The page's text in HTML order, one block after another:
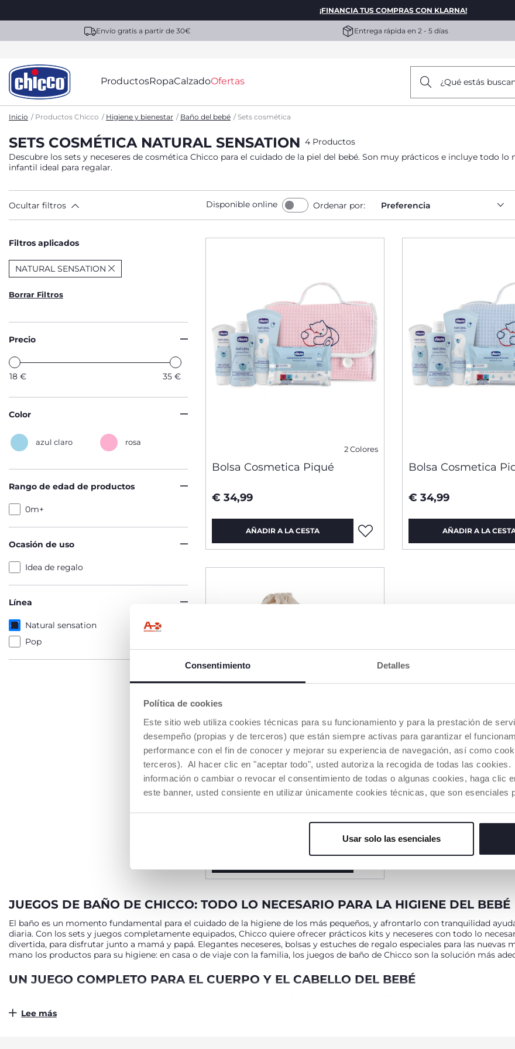
Consentimiento Detalles
Política de cookies
Este sitio web utiliza cookies técnicas para su funcionamiento y para la prestación de
desempeño (propias y de terceros) que están siempre activas para garantizar el
performance con el fin de conocer y mejorar su experiencia de navegación, así como
terceros). Al hacer clic en "aceptar todo", usted autoriza la recogida de todas las
información o cambiar o revocar el consentimiento de todas o algunas cookies, haga clic
este banner, usted consiente en utilizar únicamente cookies técnicas, que son
Usar solo las esenciales
¡FINANCIA TUS COMPRAS CON KLARNA!
Envío gratis a partir de 30€ Entrega rápida en 2 - 5 días
ProductosRopaCalzadoOfertas ¿Qué estás
Inicio Productos Chicco Higiene y bienestar Baño del bebé Sets cosmética
SETS COSMÉTICA NATURAL SENSATION 4 Productos
Descubre los sets y neceseres de cosmética Chicco para el cuidado de la piel del bebé. Son muy prácticos e incluye todo
infantil ideal para regalar.
Ocultar filtros Disponible online Ordenar por: Preferencia
Filtros aplicados
NATURAL SENSATION
Borrar Filtros
Precio
18 € 35 €
Color
azul claro rosa
Rango de edad de productos
0m+
Ocasión de uso
Idea de regalo
Línea
Natural sensation
Pop
2 Colores
Bolsa Cosmetica Piqué
€ 34,99
AÑADIR A LA CESTA
Bolsa Cosmetica
€ 34,99
AÑADIR A LA
Bolsa de paseo con cambio de
pañal
JUEGOS DE BAÑO DE CHICCO: TODO LO NECESARIO PARA LA HIGIENE DEL BEBÉ
El baño es un momento fundamental para el cuidado de la higiene de los más pequeños, y afrontarlo con tranquilidad
diaria. Con los sets y juegos completamente equipados, Chicco quiere ofrecer prácticos kits y neceseres con todo lo
divertida, para disfrutar junto a mamá y papá. Elegantes neceseres, bolsas y estuches de regalo especiales para las nuevas
mano los productos para su higiene: en casa o de viaje con la familia, los juegos de baño de Chicco son la solución más
UN JUEGO COMPLETO PARA EL CUERPO Y EL CABELLO DEL BEBÉ
sensibilidad de los más pequeños. También son ideales para el uso diario los champús para recién nacidos, con una
pequeños. Elaborados con ingredientes activos, naturales y dermatológicamente testados, los geles de ducha y los
Lee más